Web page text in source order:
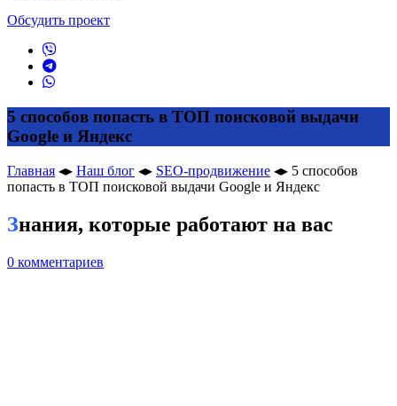
Обсудить проект
5 способов попасть в ТОП поисковой выдачи
Google и Яндекс
Главная ◂▸ Наш блог ◂▸ SEO-продвижение ◂▸ 5 способов
попасть в ТОП поисковой выдачи Google и Яндекс
Знания, которые работают на вас
0 комментариев